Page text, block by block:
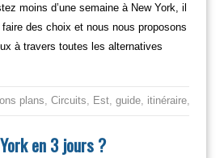
moins d’une semaine à New York, il
des choix et nous nous proposons
à travers toutes les alternatives
plans Circuits Est, guide, itinéraire,
en 3 jours ?